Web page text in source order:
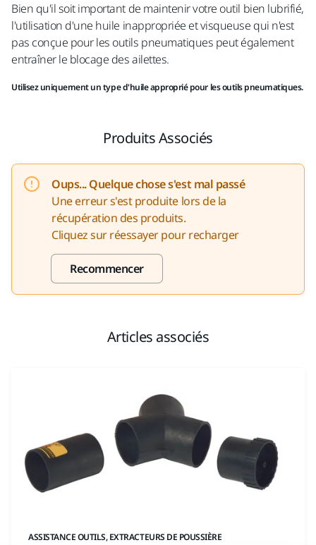
Bien qu'il soit important de maintenir votre outil bien lubrifié‍,
l'utilisation d'une huile inappropriée et visqueuse qui n'est
pas conçue pour les outils pneumatiques peut également
entraîner le blocage des ailettes.
Utilisez uniquement un type d'huile approprié pour les outils pneumatiques.
Produits Associés
Oups... Quelque chose s'est mal passé
Une erreur s'est produite lors de la
récupération des produits.
Cliquez sur réessayer pour recharger
Recommencer
Articles associés
ASSISTANCE OUTILS, EXTRACTEURS DE POUSSIÈRE